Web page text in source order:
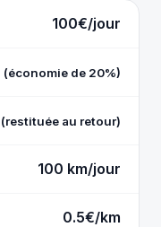
100€/jour
(économie de 20%)
(restituée au retour)
100 km/jour
0.5€/km